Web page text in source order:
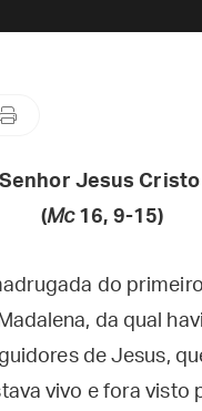
Jesus
(Mc 16, 9-15)
do
da qual
de Jesus,
vivo e fora visto